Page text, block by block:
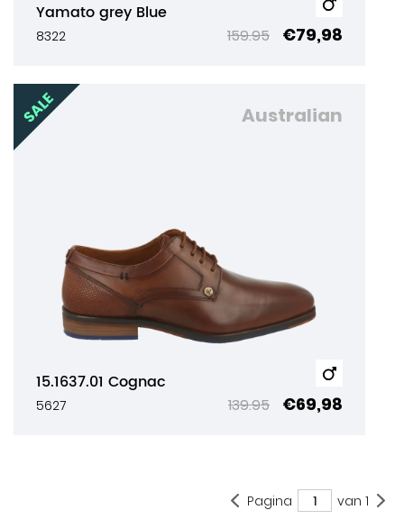
Yamato grey Blue
8322 159.95 €79,98
Australian
15.1637.01 Cognac
5627 139.95 €69,98
Pagina 1 van 1